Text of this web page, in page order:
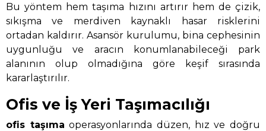
Bu yöntem hem taşıma hızını artırır hem de çizik,
sıkışma ve merdiven kaynaklı hasar risklerini
ortadan kaldırır. Asansör kurulumu, bina cephesinin
uygunluğu ve aracın konumlanabileceği park
alanının olup olmadığına göre keşif sırasında
kararlaştırılır.
Ofis ve İş Yeri Taşımacılığı
ofis taşıma operasyonlarında düzen, hız ve doğru